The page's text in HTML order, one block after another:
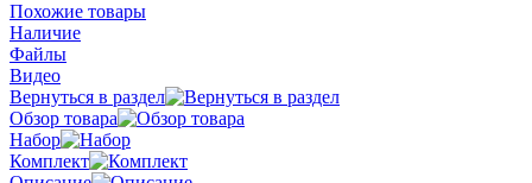
Похожие товары
Наличие
Файлы
Видео
Вернуться в раздел
Обзор товара
Набор
Комплект